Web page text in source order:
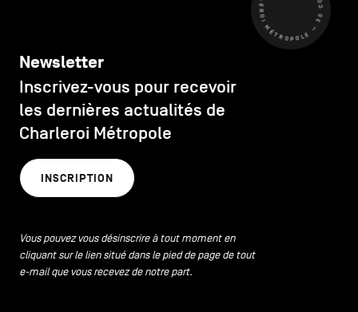
Newsletter
Inscrivez-vous pour recevoir
les dernières actualités de
Charleroi Métropole
INSCRIPTION
Vous pouvez vous désinscrire à tout moment en
cliquant sur le lien situé dans le pied de page de tout
e-mail que vous recevez de notre part.